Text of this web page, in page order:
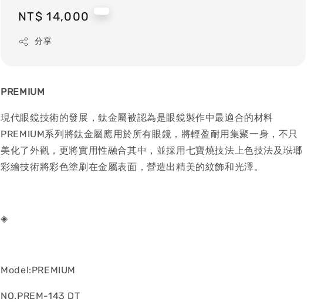
Regular
price
NT$ 14,000
分享
PREMIUM
現代眼鏡技術的發展，鈦金屬被認為是眼鏡製作中最適合的材料
PREMIUM系列將鈦金屬應用於所有眼鏡，將輕盈耐用集聚一身，不只
美化了外觀，更將實用性融合其中，並採用七寶燒技法上色技法及琺瑯
彩繪技術將彩色塗刷在金屬表面，營造出精美的紋飾和光澤。
◈
Model:PREMIUM
NO.PREM-143 DT